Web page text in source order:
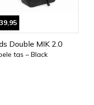
Double MIK 2.0
tas – Black